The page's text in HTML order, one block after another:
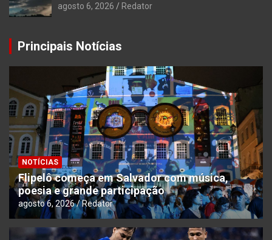
agosto 6, 2026 Redator
Principais Notícias
NOTÍCIAS
Flipelô começa em Salvador com música,
poesia e grande participação
agosto 6, 2026 Redator